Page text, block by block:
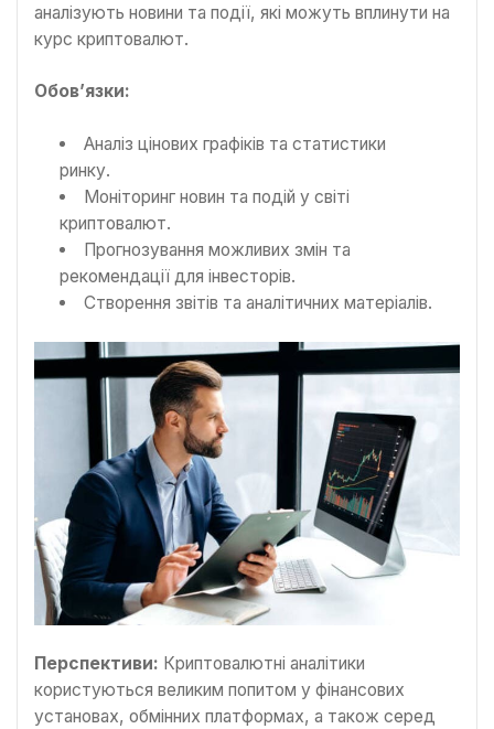
аналізують новини та події, які можуть вплинути на
курс криптовалют.
Обов’язки:
Аналіз цінових графіків та статистики
ринку.
Моніторинг новин та подій у світі
криптовалют.
Прогнозування можливих змін та
рекомендації для інвесторів.
Створення звітів та аналітичних матеріалів.
Перспективи: Криптовалютні аналітики
користуються великим попитом у фінансових
установах, обмінних платформах, а також серед